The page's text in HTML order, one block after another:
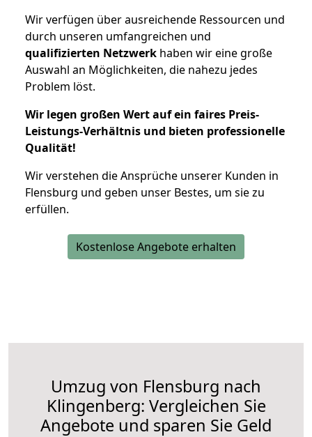
Wir verfügen über ausreichende Ressourcen und
durch unseren umfangreichen und
qualifizierten Netzwerk haben wir eine große
Auswahl an Möglichkeiten, die nahezu jedes
Problem löst.
Wir legen großen Wert auf ein faires Preis-
Leistungs-Verhältnis und bieten professionelle
Qualität!
Wir verstehen die Ansprüche unserer Kunden in
Flensburg und geben unser Bestes, um sie zu
erfüllen.
Kostenlose Angebote erhalten
Umzug von Flensburg nach
Klingenberg: Vergleichen Sie
Angebote und sparen Sie Geld